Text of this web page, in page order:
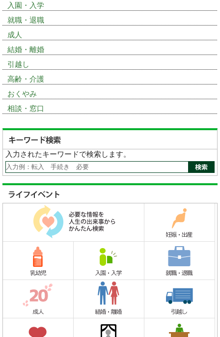
入園・入学
就職・退職
成人
結婚・離婚
引越し
高齢・介護
おくやみ
相談・窓口
入力されたキーワードで検索します。